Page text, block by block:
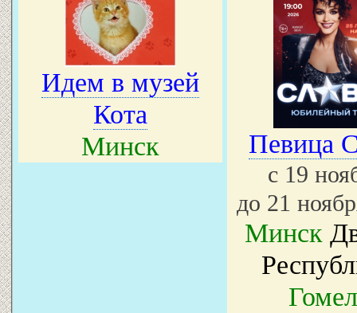
Идем в музей
Кота
Минск
Певица
с 19
до 21
Минск